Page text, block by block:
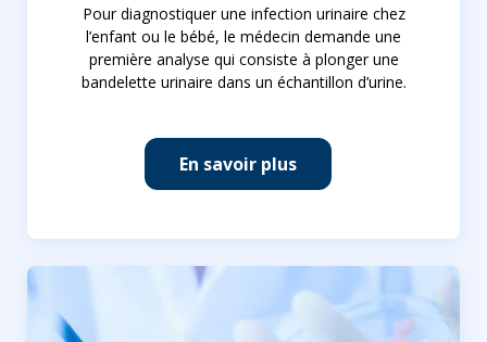
Pour diagnostiquer une infection urinaire chez
l’enfant ou le bébé, le médecin demande une
première analyse qui consiste à plonger une
bandelette urinaire dans un échantillon d’urine.
En savoir plus